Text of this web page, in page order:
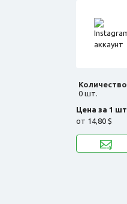
Количество
0 шт.
Цена за 1 шт.
от 14,80 $